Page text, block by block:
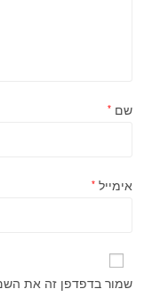
שם*
אימייל*
שמור בדפדפן זה את